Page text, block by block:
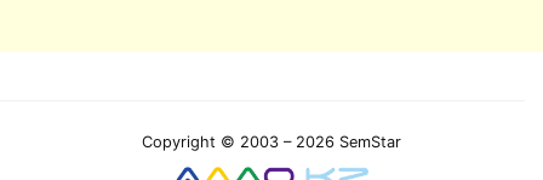
Copyright © 2003 – 2026 SemStar